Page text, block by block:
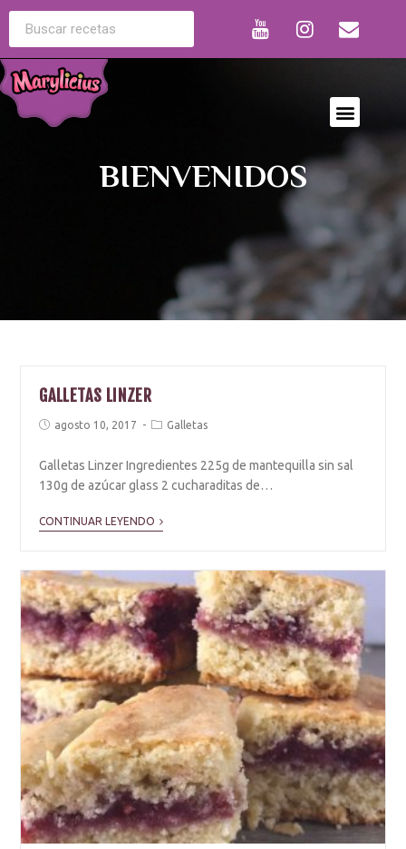
BIENVENIDOS
GALLETAS LINZER
agosto 10, 2017 Galletas
Galletas Linzer Ingredientes 225g de mantequilla sin sal
130g de azúcar glass 2 cucharaditas de…
CONTINUAR LEYENDO